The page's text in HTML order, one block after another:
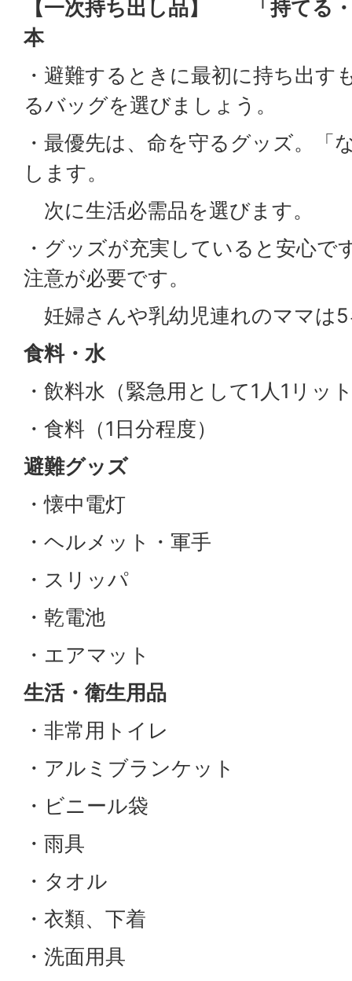
【一次持ち出し品】 「持てる
本
・避難するときに最初に持ち出す
るバッグを選びましょう。
・最優先は、命を守るグッズ。「
します。
次に生活必需品を選びます。
・グッズが充実していると安心で
注意が必要です。
妊婦さんや乳幼児連れのママは
食料・水
・飲料水（緊急用として1人1リッ
・食料（1日分程度）
避難グッズ
・懐中電灯
・ヘルメット・軍手
・スリッパ
・乾電池
・エアマット
生活・衛生用品
・非常用トイレ
・アルミブランケット
・ビニール袋
・雨具
・タオル
・衣類、下着
・洗面用具